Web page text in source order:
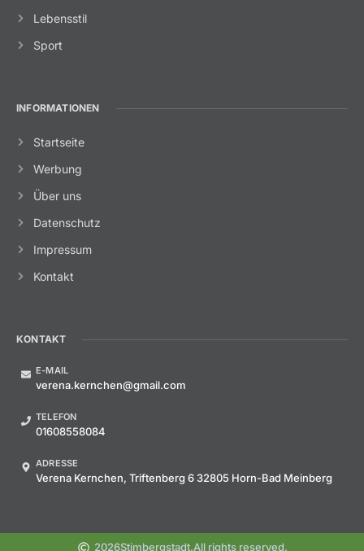
Lebensstil
Sport
INFORMATIONEN
Startseite
Werbung
Über uns
Datenschutz
Impressum
Kontakt
KONTAKT
E-MAIL
verena.kernchen@gmail.com
TELEFON
01608558084
ADRESSE
Verena Kernchen, Triftenberg 6 32805 Horn-Bad Meinberg
2026Stimbergstadt.All rights reserved.